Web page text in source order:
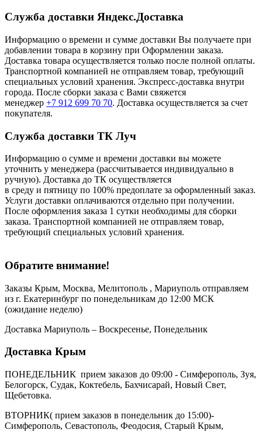
Служба доставки Яндекс.Доставка
Информацию о времени и сумме доставки Вы получаете при
добавлении товара в корзину при Оформлении заказа.
Доставка товара осуществляется только после полной оплаты.
Транспортной компанией не отправляем товар, требующий
специальных условий хранения. Экспресс-доставка внутри
города. После сборки заказа с Вами свяжется
менеджер +7 912 699 70 70. Доставка осуществляется за счет
покупателя.
Служба доставки ТК Луч
Информацию о сумме и времени доставки вы можете
уточнить у менеджера (рассчитывается индивидуально в
ручную). Доставка до ТК осуществляется
в среду и пятницу по 100% предоплате за оформленный заказ.
Услуги доставки оплачиваются отдельно при получении.
После оформления заказа 1 сутки необходимы для сборки
заказа. Транспортной компанией не отправляем товар,
требующий специальных условий хранения.
Обратите внимание!
Заказы Крым, Москва, Мелитополь , Мариуполь отправляем
из г. Екатеринбург по понедельникам до 12:00 МСК
(ожидание неделю)
Доставка Мариуполь – Воскресенье, Понедельник
Доставка Крым
ПОНЕДЕЛЬНИК прием заказов до 09:00 - Симферополь, Зуя,
Белогорск, Судак, Коктебель, Бахчисарай, Новый Свет,
Щебетовка.
ВТОРНИК( прием заказов в понедельник до 15:00)-
Симферополь, Севастополь, Феодосия, Старый Крым,